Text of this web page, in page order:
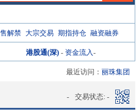
解禁 大宗交易 期指持仓 融资融券
港股通(深) - 资金流入-
最近访问： 丽珠集团
- 交易状态: -